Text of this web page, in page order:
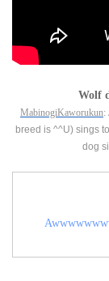
Wolf
MabinogiKaworukun:
breed is ^^U) sings
dog